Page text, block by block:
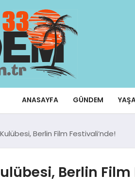
ANASAYFA GÜNDEM
Berlin Film Festivali’nde!
Berlin